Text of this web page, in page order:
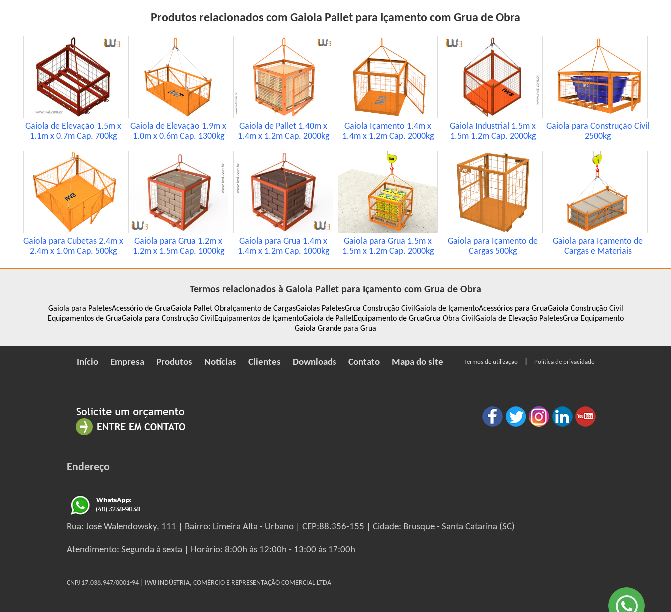
Produtos relacionados com Gaiola Pallet para Içamento com Grua de Obra
Gaiola de Elevação 1.5m x
1.1m x 0.7m Cap. 700kg
Gaiola de Elevação 1.9m x
1.0m x 0.6m Cap. 1300kg
Gaiola de Pallet 1.40m x
1.4m x 1.2m Cap. 2000kg
Gaiola Içamento 1.4m x
1.4m x 1.2m Cap. 2000kg
Gaiola Industrial 1.5m x
1.5m 1.2m Cap. 2000kg
Gaiola para Construção Civil
2500kg
Gaiola para Cubetas 2.4m x
2.4m x 1.0m Cap. 500kg
Gaiola para Grua 1.2m x
1.2m x 1.5m Cap. 1000kg
Gaiola para Grua 1.4m x
1.4m x 1.2m Cap. 1000kg
Gaiola para Grua 1.5m x
1.5m x 1.2m Cap. 2000kg
Gaiola para Içamento de
Cargas 500kg
Gaiola para Içamento de
Cargas e Materiais
Termos relacionados à Gaiola Pallet para Içamento com Grua de Obra
Gaiola para PaletesAcessório de GruaGaiola Pallet Obra Içamento de CargasGaiolas PaletesGrua Construção Civil Gaiola de IçamentoAcessórios para GruaGaiola Construção Civil
Equipamentos de GruaGaiola para Construção Civil Equipamentos de IçamentoGaiola de PalletEquipamento de GruaGrua Obra Civil Gaiola de Elevação PaletesGrua Equipamento
Gaiola Grande para Grua
Início Empresa Produtos Notícias Clientes Downloads Contato Mapa do site Termos de utilização Política de privacidade
Endereço
Rua: José Walendowsky, 111 | Bairro: Limeira Alta - Urbano | CEP:88.356-155 | Cidade: Brusque - Santa Catarina (SC)
Atendimento: Segunda à sexta | Horário: 8:00h às 12:00h - 13:00 ás 17:00h
CNPJ 17.038.947/0001-94 | IW8 INDÚSTRIA, COMÉRCIO E REPRESENTAÇÃO COMERCIAL LTDA